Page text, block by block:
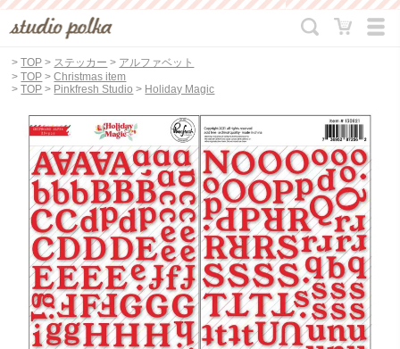
>TOP > ステッカー > アルファベット
>TOP >Christmas item
>TOP > Pinkfresh Studio > Holiday Magic